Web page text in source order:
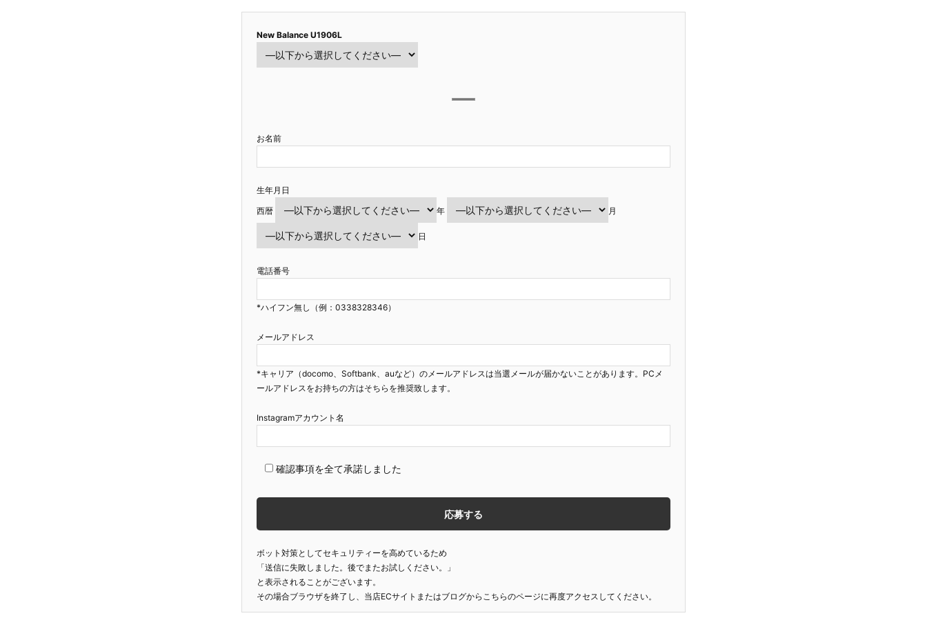
New Balance U1906L
お名前
生年月日
西暦
年 月
日
電話番号
*ハイフン無し（例：0338328346）
メールアドレス
*キャリア（docomo、Softbank、auなど）のメールアドレスは当選メールが届かないことがあります。PCメ
ールアドレスをお持ちの方はそちらを推奨致します。
Instagramアカウント名
確認事項を全て承諾しました
ボット対策としてセキュリティーを高めているため
「送信に失敗しました。後でまたお試しください。」
と表示されることがございます。
その場合ブラウザを終了し、当店ECサイトまたはブログからこちらのページに再度アクセスしてください。